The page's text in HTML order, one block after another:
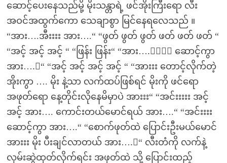
ဆောင့်ပေးနေသည်မို့ မိုးသန္တာရဲ့ ဖင်အိုးကြီးရော လီး
အဝင်အထွက်ကော သေချာစွာ မြင်နေရလေသည် ။
“အား….အီးးးး အား….“ “ဖွတ် ဖွတ် ဖွတ် ဖတ် ဖတ် ဖတ် “
“အင့် အင့် အင့် “ “ဖြန်း ဖြန်း“ “အား….းးးး ဆောင့်ကွာ
အား….း“ “အင့် အင့် အင့် အင့် “ “အားးး တောင့်လိုက်တဲ့
အိုးကွာ …. မိုး နဲ့သာ လက်ထပ်ဖြစ်ရင် မိုးကို ဖင်ရော
အဖုတ်ရော နေ့တိုင်းလိုနေမိမှာပဲ အားးး“ “အင်းးးးး အင့်
အင့် အား…. ကောင်းတယ်မောင်ရယ် အား….“ “အင်းးးး
ဆောင့်ကွာ အား….“ “စောက်ဖုတ်ထဲ ပြောင်းဦးမယ်မောင်
အားးး မိုး ပီးချင်လာတယ် အား….း“ လီးတံကို လက်နဲ့
လှမ်းဆွဲထုတ်လိုက်ရင်း အဖုတ်ထဲ သို့ ပြောင်းထည့်